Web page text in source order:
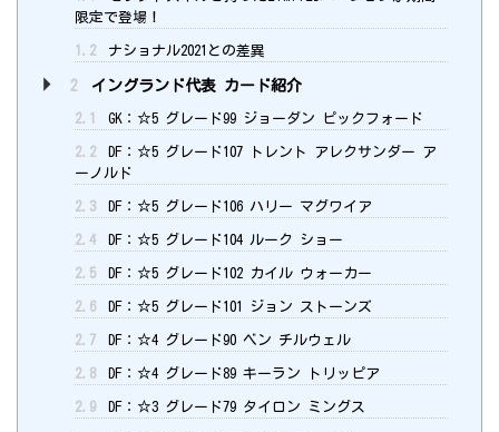
限定で登場！
1.2 ナショナル2021との差異
2 イングランド代表 カード紹介
2.1 GK：☆5 グレード99 ジョーダン ピックフォード
2.2
DF：☆5 グレード107 トレント アレクサンダー ア
ーノルド
2.3 DF：☆5 グレード106 ハリー マグワイア
2.4 DF：☆5 グレード104 ルーク ショー
2.5 DF：☆5 グレード102 カイル ウォーカー
2.6 DF：☆5 グレード101 ジョン ストーンズ
2.7 DF：☆4 グレード90 ベン チルウェル
2.8 DF：☆4 グレード89 キーラン トリッピア
2.9 DF：☆3 グレード79 タイロン ミングス